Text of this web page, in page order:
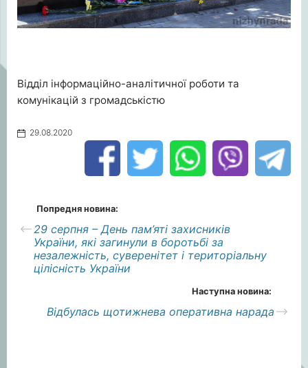
Відділ інформаційно-аналітичної роботи та
комунікацій з громадськістю
29.08.2020
Попредня новина:
29 серпня – День пам’яті захисників
України, які загинули в боротьбі за
незалежність, суверенітет і територіальну
цілісність України
Наступна новина:
Відбулась щотижнева оперативна нарада